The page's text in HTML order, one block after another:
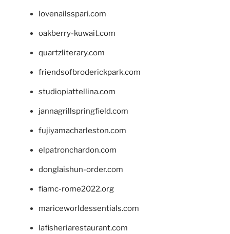
lovenailsspari.com
oakberry-kuwait.com
quartzliterary.com
friendsofbroderickpark.com
studiopiattellina.com
jannagrillspringfield.com
fujiyamacharleston.com
elpatronchardon.com
donglaishun-order.com
fiamc-rome2022.org
mariceworldessentials.com
lafisheriarestaurant.com